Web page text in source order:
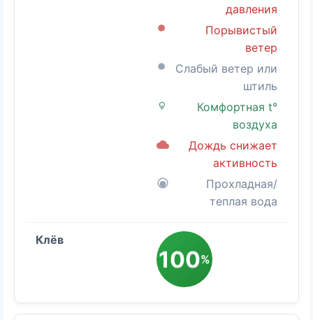
давления
Порывистый
ветер
Слабый ветер или
штиль
Комфортная t°
воздуха
Дождь снижает
активность
Прохладная/
теплая вода
100%